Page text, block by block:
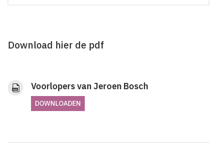
Download hier de pdf
Voorlopers van Jeroen Bosch
DOWNLOADEN